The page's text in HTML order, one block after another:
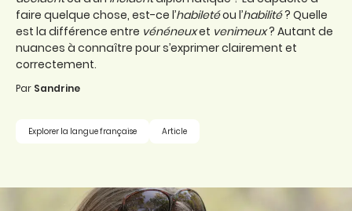
faire quelque chose, est-ce l’habiletéou l’habilité? Quelle
est la différence entre vénéneuxet venimeux? Autant de
nuances à connaître pour s’exprimer clairement et
correctement.
Par Sandrine
Explorer la langue française Article